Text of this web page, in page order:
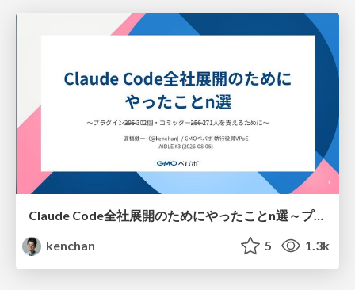
Claude Code全社展開のためにやったことn選～プラグイン302個・コミッター271人を支えるために～
kenchan
5 1.3k